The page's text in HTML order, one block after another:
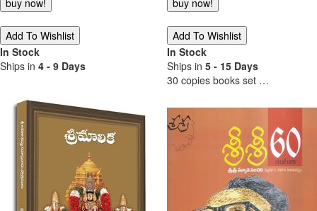
In Stock
Ships in 4 - 9 Days
In Stock
Ships in 5 - 15 Days
30 copies books set …